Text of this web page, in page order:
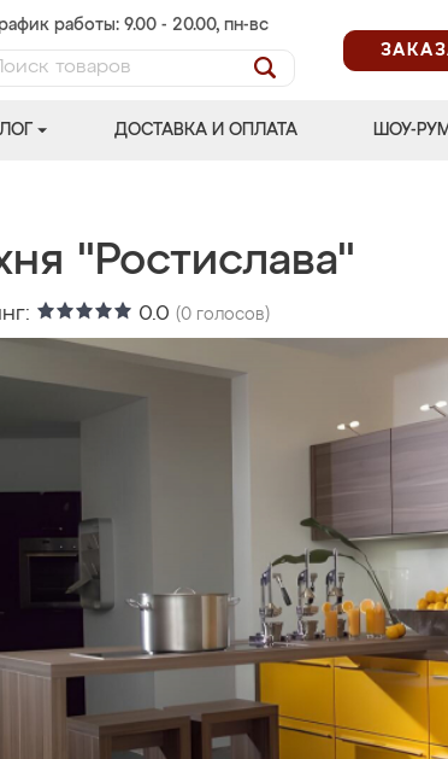
работы: 9.00 - 20.00, пн-вс
ДОСТАВКА И ОПЛАТА ШОУ-РУМ
"Ростислава"
0.0 (0 голосов)